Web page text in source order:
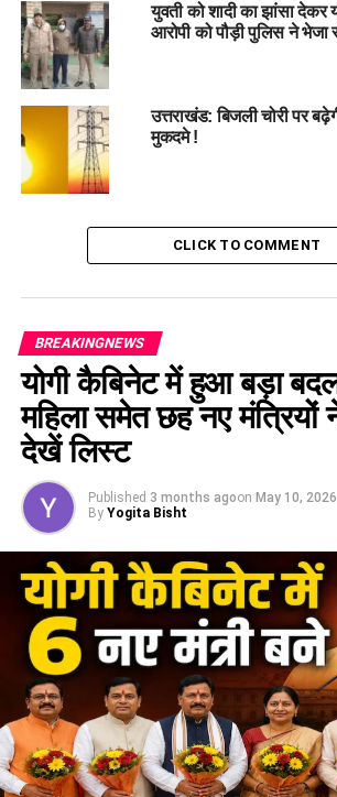
RELATED TOPICS: DOMESTIC ABUSE
SECOND MARRIAGE
WIFE'S FUNERAL
UP NEXT
संबंधों में बाधा बना आठ साल का बच्चा: मां के
कोल्डड्रिंक पिलाकर किया कांड !
DON'T MISS
उड़ी पत्नी की नींद
युवती को शादी का झांसा देकर
आरोपी को पौड़ी पुलिस ने
उत्तराखंड: बिजली चोरी पर
मुकदमे !
CLICK TO COMMENT
BREAKINGNEWS
योगी कैबिनेट में हुआ बड़ा
महिला समेत छह नए मंत्रियों
देखें लिस्ट
Published 3 months agoon May 10, 2026
By Yogita Bisht